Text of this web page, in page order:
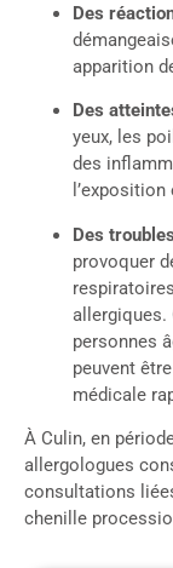
Des
apparition
Des
yeux, les
des
Des
provoquer
allergiques.
personnes
peuvent
médicale
À Culin, en
allergologues
consultations
chenille